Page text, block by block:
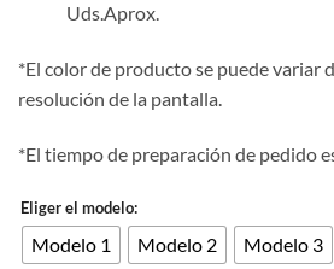
Uds.Aprox.
*El color de producto se puede variar
resolución de la pantalla.
*El tiempo de preparación de pedido
Eliger el modelo:
Modelo 1 Modelo 2 Modelo 3